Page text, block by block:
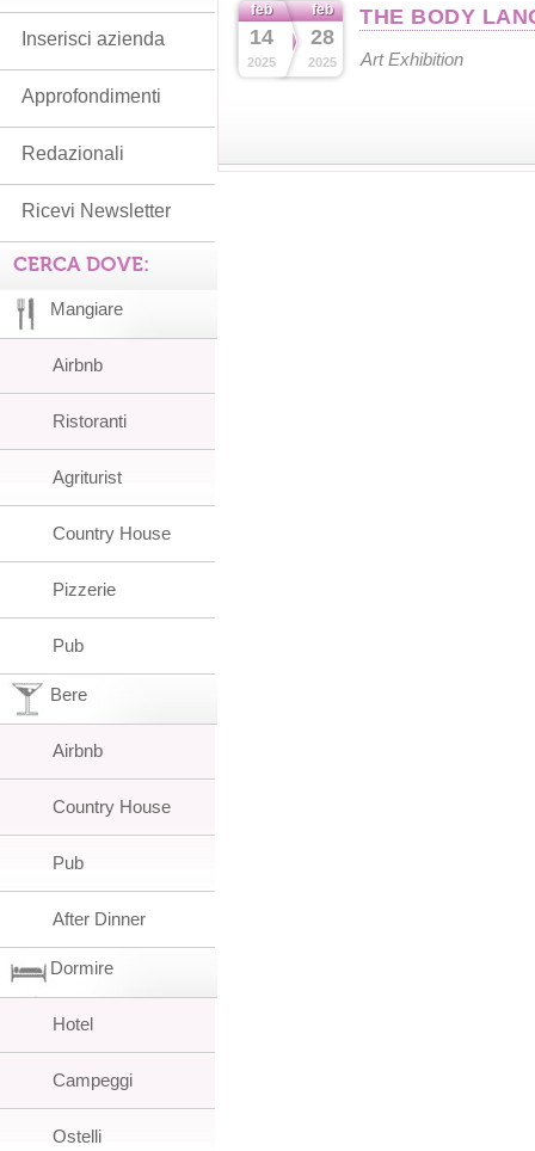
feb
14
2025
feb
28
2025
THE BODY
Art Exhibition
Inserisci azienda
Approfondimenti
Redazionali
Ricevi Newsletter
CERCA DOVE:
Mangiare
Airbnb
Ristoranti
Agriturist
Country House
Pizzerie
Pub
Bere
Airbnb
Country House
Pub
After Dinner
Dormire
Hotel
Campeggi
Ostelli